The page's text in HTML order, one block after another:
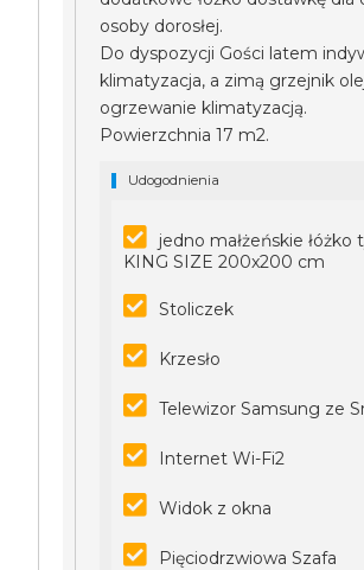
osoby dorosłej.
Do dyspozycji Gości latem
klimatyzacja, a zimą grzejnik
ogrzewanie klimatyzacją.
Powierzchnia 17 m2.
Udogodnienia
jedno małżeńskie łóżko
KING SIZE 200x200 cm
Stoliczek
Krzesło
Telewizor Samsung ze
Internet Wi-Fi2
Widok z okna
Pięciodrzwiowa Szafa